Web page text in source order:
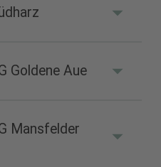
Stadt Sangerhausen
(PDF 4,59 MB)
Goldene Aue
Goldene Aue (PDF
Mansfelder